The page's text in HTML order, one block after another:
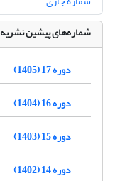
شماره‌های پیشین نشریه
دوره 17 (1405)
دوره 16 (1404)
دوره 15 (1403)
دوره 14 (1402)